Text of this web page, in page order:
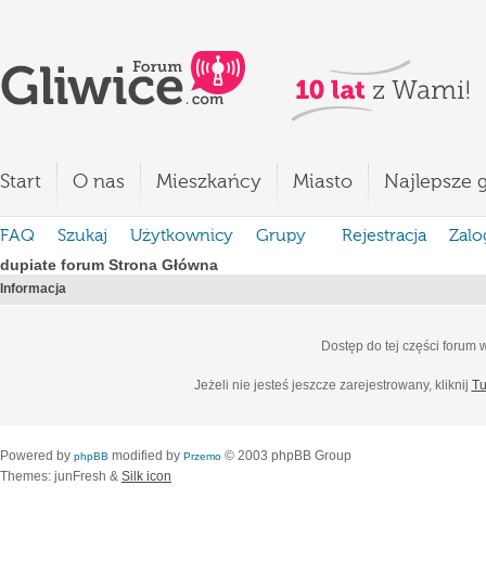
Start O nas Mieszkańcy Miasto Najlepsze
FAQ Szukaj Użytkownicy Grupy Rejestracja
dupiate forum Strona Główna
Informacja
Dostęp do tej części forum
Jeżeli nie jesteś jeszcze zarejestrowany, kliknij
Powered by phpBB modified by Przemo © 2003 phpBB Group
Themes: junFresh & Silk icon